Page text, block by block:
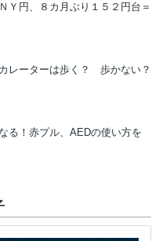
ＮＹ円、８カ月ぶり１５２円台＝
レーターは歩く？ 歩かない？
る！ 赤プル、AEDの使い方を